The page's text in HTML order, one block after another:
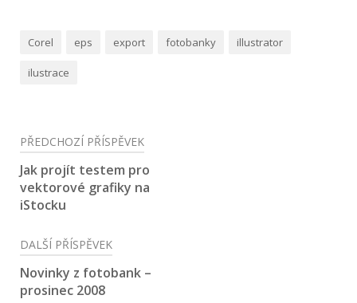
Corel eps export fotobanky illustrator
ilustrace
Navigace
pro
příspěvek
PŘEDCHOZÍ PŘÍSPĚVEK
Jak projít testem pro
vektorové grafiky na
iStocku
DALŠÍ PŘÍSPĚVEK
Novinky z fotobank –
prosinec 2008